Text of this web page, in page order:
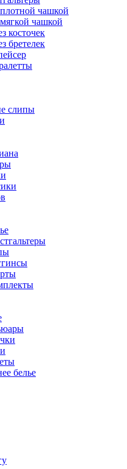
чашкой
чашкой
косточек
бретелек
слипы
белье